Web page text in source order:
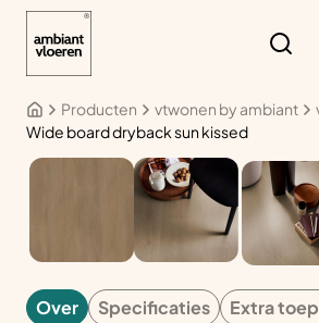
Producten vtwonen by ambiant
Wide board dryback sun kissed
VTWONEN
Over Specificaties Extra